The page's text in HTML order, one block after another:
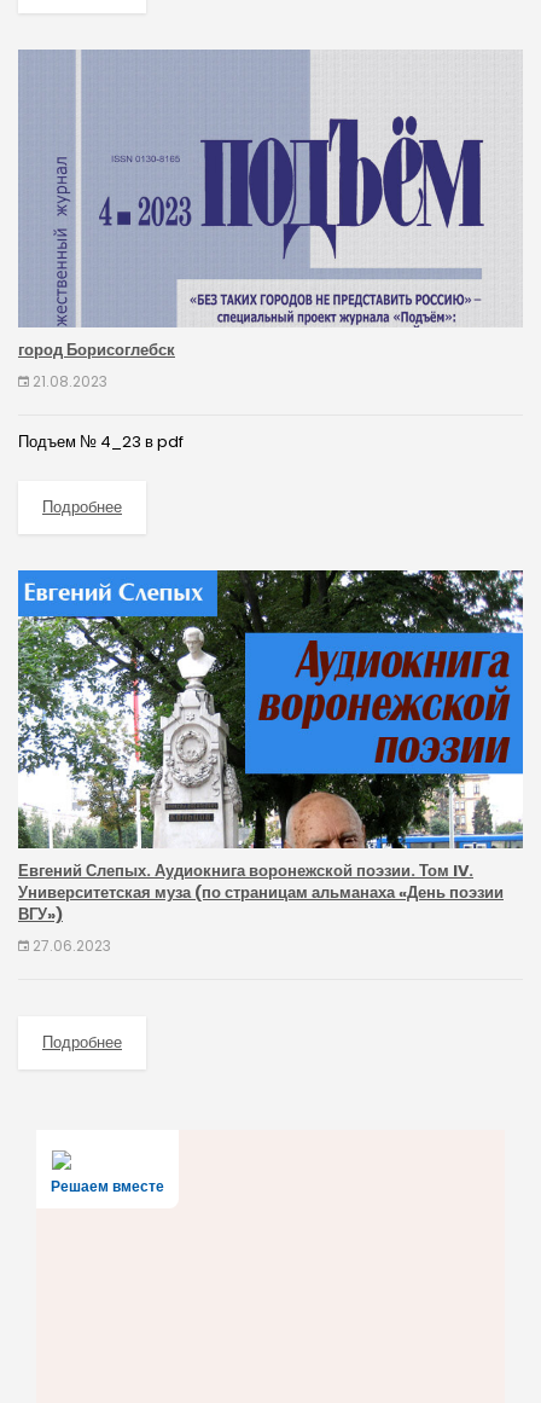
город Борисоглебск
21.08.2023
Подъем № 4_23 в pdf
Подробнее
Евгений Слепых. Аудиокнига воронежской поэзии. Том IV.
Университетская муза (по страницам альманаха «День поэзии
ВГУ»)
27.06.2023
Подробнее
Решаем вместе